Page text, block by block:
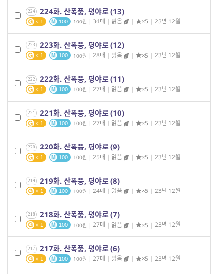
224 224화. 산폭풍, 평야로 (13)
1 100 100 | 34매 | 읽음 | ×5 | 23년 12월
223 223화. 산폭풍, 평야로 (12)
1 100 100 | 28매 | 읽음 | ×5 | 23년 12월
222 222화. 산폭풍, 평야로 (11)
1 100 100 | 27매 | 읽음 | ×5 | 23년 12월
221 221화. 산폭풍, 평야로 (10)
1 100 100 | 27매 | 읽음 | ×5 | 23년 12월
220 220화. 산폭풍, 평야로 (9)
1 100 100 | 25매 | 읽음 | ×5 | 23년 12월
219 219화. 산폭풍, 평야로 (8)
1 100 100 | 24매 | 읽음 | ×5 | 23년 12월
218 218화. 산폭풍, 평야로 (7)
1 100 100 | 27매 | 읽음 | ×5 | 23년 12월
217 217화. 산폭풍, 평야로 (6)
1 100 100 | 27매 | 읽음 | ×5 | 23년 12월